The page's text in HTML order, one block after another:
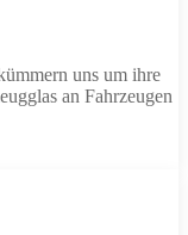
uns um ihre
an Fahrzeugen